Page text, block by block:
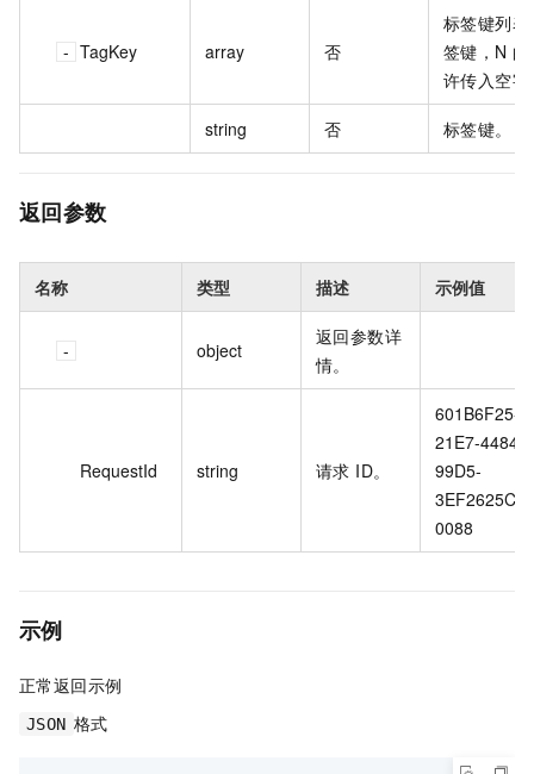
TagKey array 否
标签键列
签键，N
许传入空
string 否 标签键。
返回参数
名称 类型 描述 示例值
object
返回参数详
情。
RequestId string 请求 ID。
601B6F25-
21E7-4484-
99D5-
3EF2625C
0088
示例
正常返回示例
JSON 格式